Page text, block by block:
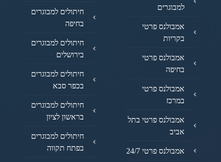
למבוגרים
אמבולנס פרטי
בקריות
אמבולנס פרטי
בחיפה
אמבולנס פרטי
במרכז
אמבולנס פרטי בתל
אביב
אמבולנס פרטי 24/7
חיתולים למבוגרים
בחיפה
חיתולים למבוגרים
בירושלים
חיתולים למבוגרים
בכפר סבא
חיתולים למבוגרים
בראשון לציון
חיתולים למבוגרים
בפתח תקווה